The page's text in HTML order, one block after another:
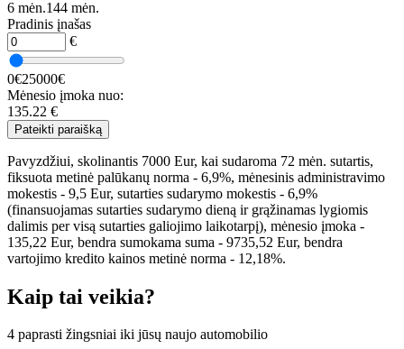
6 mėn.144 mėn.
Pradinis įnašas
€
0€25000€
Mėnesio įmoka nuo:
135.22 €
Pateikti paraišką
Pavyzdžiui, skolinantis 7000 Eur, kai sudaroma 72 mėn. sutartis,
fiksuota metinė palūkanų norma - 6,9%, mėnesinis administravimo
mokestis - 9,5 Eur, sutarties sudarymo mokestis - 6,9%
(finansuojamas sutarties sudarymo dieną ir grąžinamas lygiomis
dalimis per visą sutarties galiojimo laikotarpį), mėnesio įmoka -
135,22 Eur, bendra sumokama suma - 9735,52 Eur, bendra
vartojimo kredito kainos metinė norma - 12,18%.
Kaip tai veikia?
4 paprasti žingsniai iki jūsų naujo automobilio